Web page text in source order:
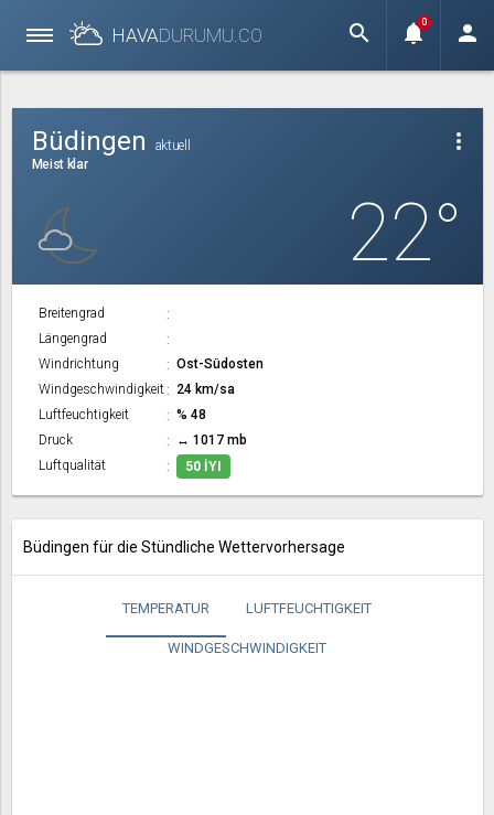
HAVADURUMU.CO search notifications
0 person
more_vert
Büdingen
aktuell
Meist klar
22°
Breitengrad
Längengrad
Windrichtung
Ost-Südosten
Windgeschwindigkeit
24 km/sa
Luftfeuchtigkeit
% 48
Druck
↔ 1017 mb
Luftqualität
50 İYI
Büdingen für die Stündliche Wettervorhersage
TEMPERATUR LUFTFEUCHTIGKEIT
WINDGESCHWINDIGKEIT